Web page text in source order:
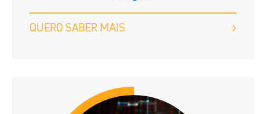
QUERO SABER MAIS